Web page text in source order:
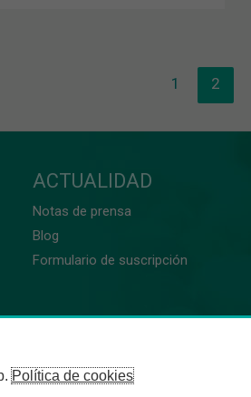
1 2
ACTUALIDAD
Notas de prensa
Blog
Formulario de suscripción
Política de cookies